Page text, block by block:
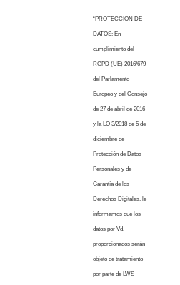
“PROTECCION DE
DATOS: En
cumplimiento del
RGPD (UE) 2016/679
del Parlamento
Europeo y del Consejo
de 27 de abril de 2016
y la LO 3/2018 de 5 de
diciembre de
Protección de Datos
Personales y de
Garantía de los
Derechos Digitales, le
informamos que los
datos por Vd.
proporcionados serán
objeto de tratamiento
por parte de LWS